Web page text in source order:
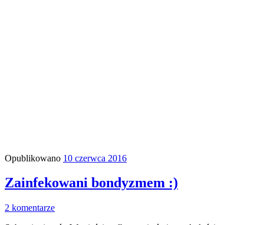
Opublikowano 10 czerwca 2016
Zainfekowani bondyzmem :)
2 komentarze